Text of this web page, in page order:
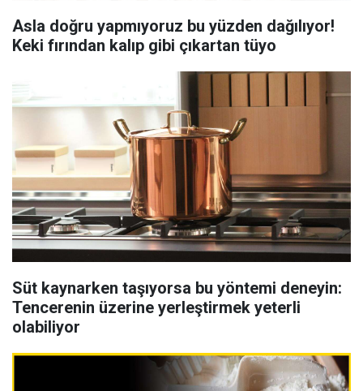
Asla doğru yapmıyoruz bu yüzden dağılıyor!
Keki fırından kalıp gibi çıkartan tüyo
Süt kaynarken taşıyorsa bu yöntemi deneyin:
Tencerenin üzerine yerleştirmek yeterli
olabiliyor